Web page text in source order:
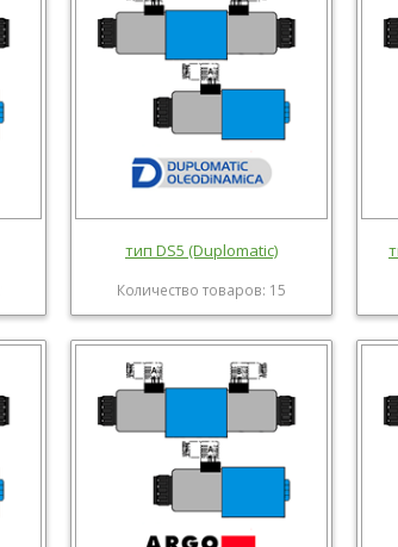
тип DS5 (Duplomatic)
Количество товаров: 15